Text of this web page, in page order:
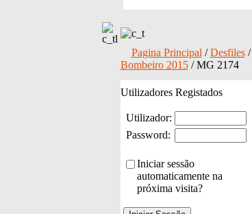
Pagina Principal /Desfiles/
Bombeiro 2015/ MG 2174
Utilizadores Registados
Utilizador:
Password:
Iniciar sessão
automaticamente na
próxima visita?